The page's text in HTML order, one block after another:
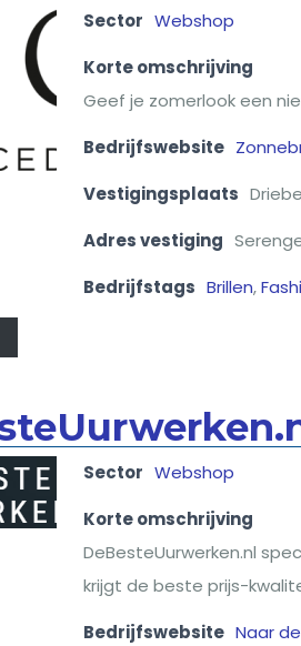
Sector Webshop
Korte omschrijving
Geef je zomerlook een
Bedrijfswebsite
Vestigingsplaats
Adres vestiging
Bedrijfstags Brillen,
Sector Webshop
Korte omschrijving
DeBesteUurwerken.nl
krijgt de beste prijs-
Bedrijfswebsite Naar